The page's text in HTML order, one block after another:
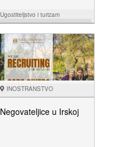
Ugostiteljstvo i turizam
NUDIM
INOSTRANSTVO
Negovateljice u Irskoj